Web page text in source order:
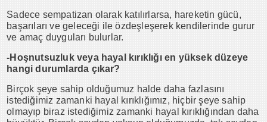
Sadece sempatizan olarak katılırlarsa, hareketin gücü,
başarıları ve geleceği ile özdeşleşerek kendilerinde gurur
ve amaç duyguları bulurlar.
-Hoşnutsuzluk veya hayal kırıklığı en yüksek düzeye
hangi durumlarda çıkar?
Birçok şeye sahip olduğumuz halde daha fazlasını
istediğimiz zamanki hayal kırıklığımız, hiçbir şeye sahip
olmayıp biraz istediğimiz zamanki hayal kırıklığından daha